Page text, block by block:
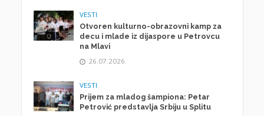
VESTI
Otvoren kulturno-obrazovni kamp za
decu i mlade iz dijaspore u Petrovcu
na Mlavi
26.07.2026.
VESTI
Prijem za mladog šampiona: Petar
Petrović predstavlja Srbiju u Splitu